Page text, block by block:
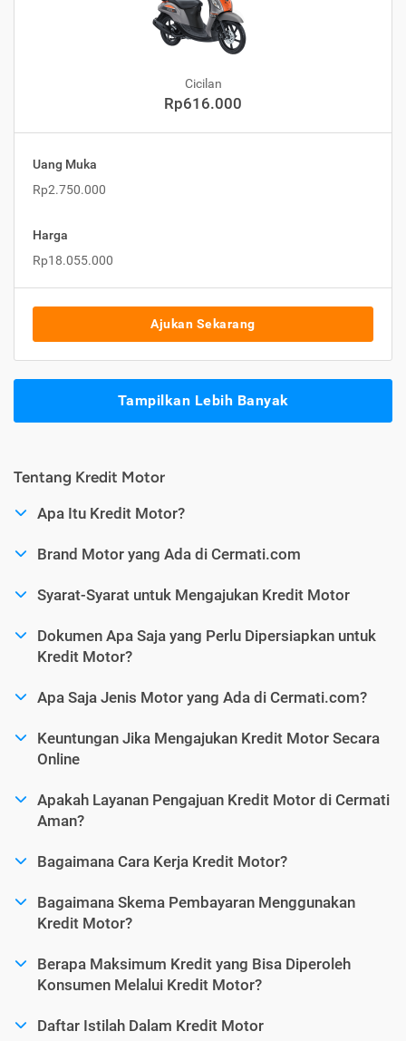
Cicilan
Rp616.000
Uang Muka
Rp2.750.000
Harga
Rp18.055.000
Ajukan Sekarang
Tampilkan Lebih Banyak
Tentang Kredit Motor
Apa Itu Kredit Motor?
Brand Motor yang Ada di Cermati.com
Syarat-Syarat untuk Mengajukan Kredit Motor
Dokumen Apa Saja yang Perlu Dipersiapkan untuk
Kredit Motor?
Apa Saja Jenis Motor yang Ada di Cermati.com?
Keuntungan Jika Mengajukan Kredit Motor Secara
Online
Apakah Layanan Pengajuan Kredit Motor di Cermati
Aman?
Bagaimana Cara Kerja Kredit Motor?
Bagaimana Skema Pembayaran Menggunakan
Kredit Motor?
Berapa Maksimum Kredit yang Bisa Diperoleh
Konsumen Melalui Kredit Motor?
Daftar Istilah Dalam Kredit Motor